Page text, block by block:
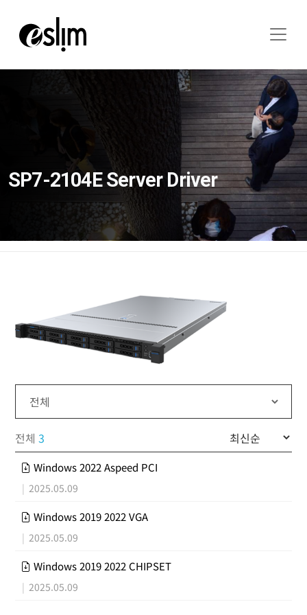
SP7-2104E Server Driver
전체 3
Windows 2022 Aspeed PCI
| 2025.05.09
Windows 2019 2022 VGA
| 2025.05.09
Windows 2019 2022 CHIPSET
| 2025.05.09